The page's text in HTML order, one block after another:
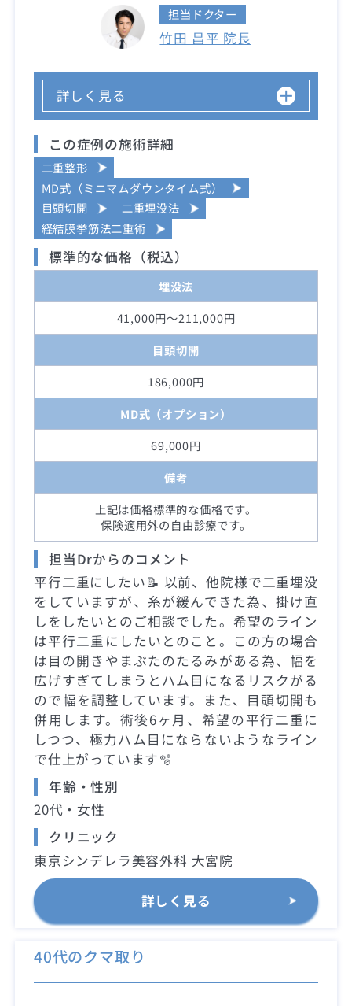
担当ドクター
竹田 昌平 院長
詳しく見る
この症例の施術詳細
二重整形
MD式（ミニマムダウンタイム式）
目頭切開
二重埋没法
経結膜挙筋法二重術
標準的な価格（税込）
埋没法
41,000円～211,000円
目頭切開
186,000円
MD式（オプション）
69,000円
備考
上記は価格標準的な価格です。
保険適用外の自由診療です。
担当Drからのコメント
平行二重にしたい📝 以前、他院様で二重埋没
をしていますが、糸が緩んできた為、掛け直
しをしたいとのご相談でした。希望のライン
は平行二重にしたいとのこと。この方の場合
は目の開きやまぶたのたるみがある為、幅を
広げすぎてしまうとハム目になるリスクがる
ので幅を調整しています。また、目頭切開も
併用します。術後6ヶ月、希望の平行二重に
しつつ、極力ハム目にならないようなライン
で仕上がっています🫧
年齢・性別
20代・女性
クリニック
東京シンデレラ美容外科 大宮院
詳しく見る
40代のクマ取り